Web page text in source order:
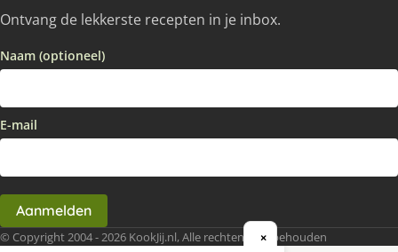
Ontvang de lekkerste recepten in je inbox.
Naam (optioneel)
E-mail
Aanmelden
© Copyright 2004 - 2026 KookJij.nl, Alle rechten voorbehouden
×